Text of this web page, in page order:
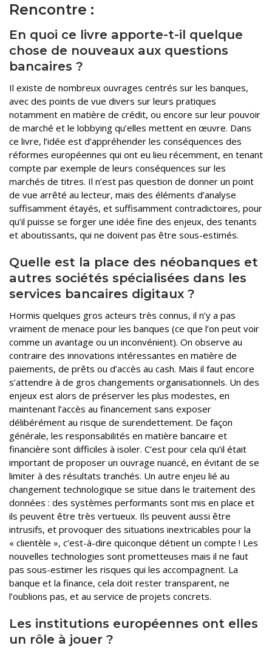
Rencontre :
En quoi ce livre apporte-t-il quelque
chose de nouveaux aux questions
bancaires ?
Il existe de nombreux ouvrages centrés sur les banques,
avec des points de vue divers sur leurs pratiques
notamment en matière de crédit, ou encore sur leur pouvoir
de marché et le lobbying qu’elles mettent en œuvre. Dans
ce livre, l’idée est d’appréhender les conséquences des
réformes européennes qui ont eu lieu récemment, en tenant
compte par exemple de leurs conséquences sur les
marchés de titres. Il n’est pas question de donner un point
de vue arrêté au lecteur, mais des éléments d’analyse
suffisamment étayés, et suffisamment contradictoires, pour
qu’il puisse se forger une idée fine des enjeux, des tenants
et aboutissants, qui ne doivent pas être sous-estimés.
Quelle est la place des néobanques et
autres sociétés spécialisées dans les
services bancaires digitaux ?
Hormis quelques gros acteurs très connus, il n’y a pas
vraiment de menace pour les banques (ce que l’on peut voir
comme un avantage ou un inconvénient). On observe au
contraire des innovations intéressantes en matière de
paiements, de prêts ou d’accès au cash. Mais il faut encore
s’attendre à de gros changements organisationnels. Un des
enjeux est alors de préserver les plus modestes, en
maintenant l’accès au financement sans exposer
délibérément au risque de surendettement. De façon
générale, les responsabilités en matière bancaire et
financière sont difficiles à isoler. C’est pour cela qu’il était
important de proposer un ouvrage nuancé, en évitant de se
limiter à des résultats tranchés. Un autre enjeu lié au
changement technologique se situe dans le traitement des
données : des systèmes performants sont mis en place et
ils peuvent être très vertueux. Ils peuvent aussi être
intrusifs, et provoquer des situations inextricables pour la
« clientèle », c’est-à-dire quiconque détient un compte ! Les
nouvelles technologies sont prometteuses mais il ne faut
pas sous-estimer les risques qui les accompagnent. La
banque et la finance, cela doit rester transparent, ne
l’oublions pas, et au service de projets concrets.
Les institutions européennes ont elles
un rôle à jouer ?